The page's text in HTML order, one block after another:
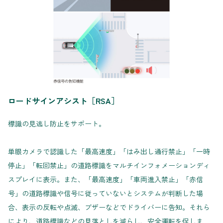
ロードサインアシスト［RSA］
標識の見逃し防止をサポート。
単眼カメラで認識した「最高速度」「はみ出し通行禁止」「一時
停止」「転回禁止」の道路標識をマルチインフォメーションディ
スプレイに表示。また、「最高速度」「車両進入禁止」「赤信
号」の道路標識や信号に従っていないとシステムが判断した場
合、表示の反転や点滅、ブザーなどでドライバーに告知。それら